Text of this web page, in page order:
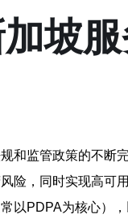
坡
和监管政策的不断
险，同时实现高可
以PDPA为核心）